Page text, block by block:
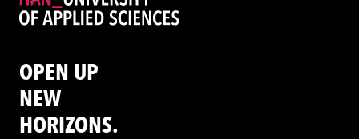
OPEN UP
NEW
HORIZONS.